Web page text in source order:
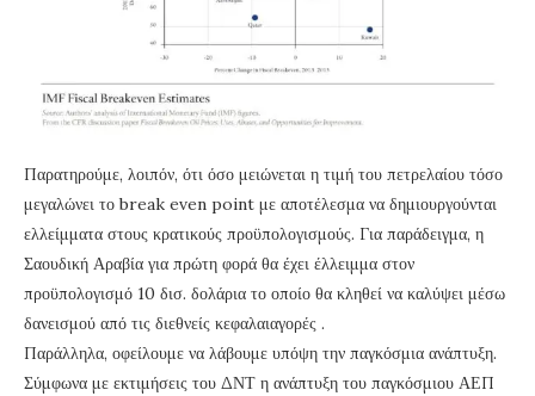
Παρατηρούμε, λοιπόν, ότι όσο μειώνεται η τιμή του πετρελαίου τόσο
μεγαλώνει το break even point με αποτέλεσμα να δημιουργούνται
ελλείμματα στους κρατικούς προϋπολογισμούς. Για παράδειγμα, η
Σαουδική Αραβία για πρώτη φορά θα έχει έλλειμμα στον
προϋπολογισμό 10 δισ. δολάρια το οποίο θα κληθεί να καλύψει μέσω
δανεισμού από τις διεθνείς κεφαλαιαγορές .
Παράλληλα, οφείλουμε να λάβουμε υπόψη την παγκόσμια ανάπτυξη.
Σύμφωνα με εκτιμήσεις του ΔΝΤ η ανάπτυξη του παγκόσμιου ΑΕΠ